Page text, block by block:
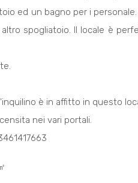
ed un bagno per i
spogliatoio. Il locale è
è in affitto in questo
nei vari portali.